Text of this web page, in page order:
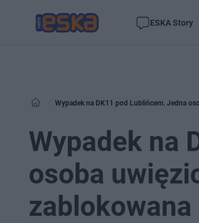
ESKA Story
Wypadek na DK11 pod Lublińcem. Jedna
Wypadek na
osoba
zablokowana